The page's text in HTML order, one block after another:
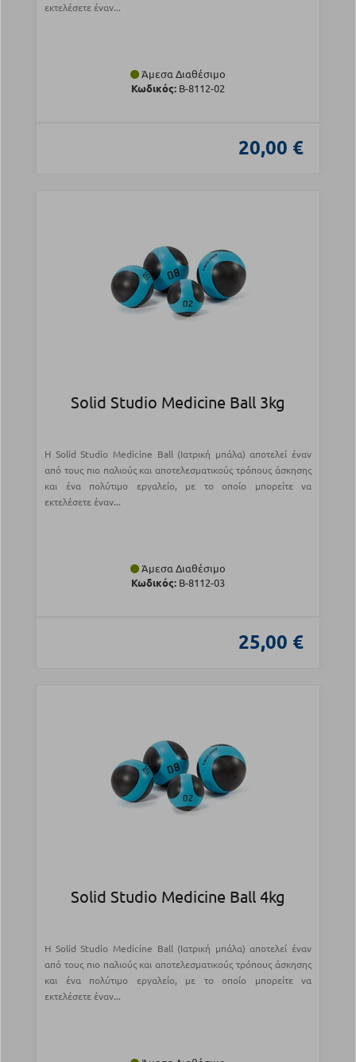
εκτελέσετε έναν...
Άμεσα Διαθέσιμο
Κωδικός: Β-8112-02
20,00 €
Solid Studio Medicine Ball 3kg
Η Solid Studio Medicine Ball (Ιατρική μπάλα) αποτελεί έναν
από τους πιο παλιούς και αποτελεσματικούς τρόπους άσκησης
και ένα πολύτιμο εργαλείο, με το οποίο μπορείτε να
εκτελέσετε έναν...
Άμεσα Διαθέσιμο
Κωδικός: Β-8112-03
25,00 €
Solid Studio Medicine Ball 4kg
Η Solid Studio Medicine Ball (Ιατρική μπάλα) αποτελεί έναν
από τους πιο παλιούς και αποτελεσματικούς τρόπους άσκησης
και ένα πολύτιμο εργαλείο, με το οποίο μπορείτε να
εκτελέσετε έναν...